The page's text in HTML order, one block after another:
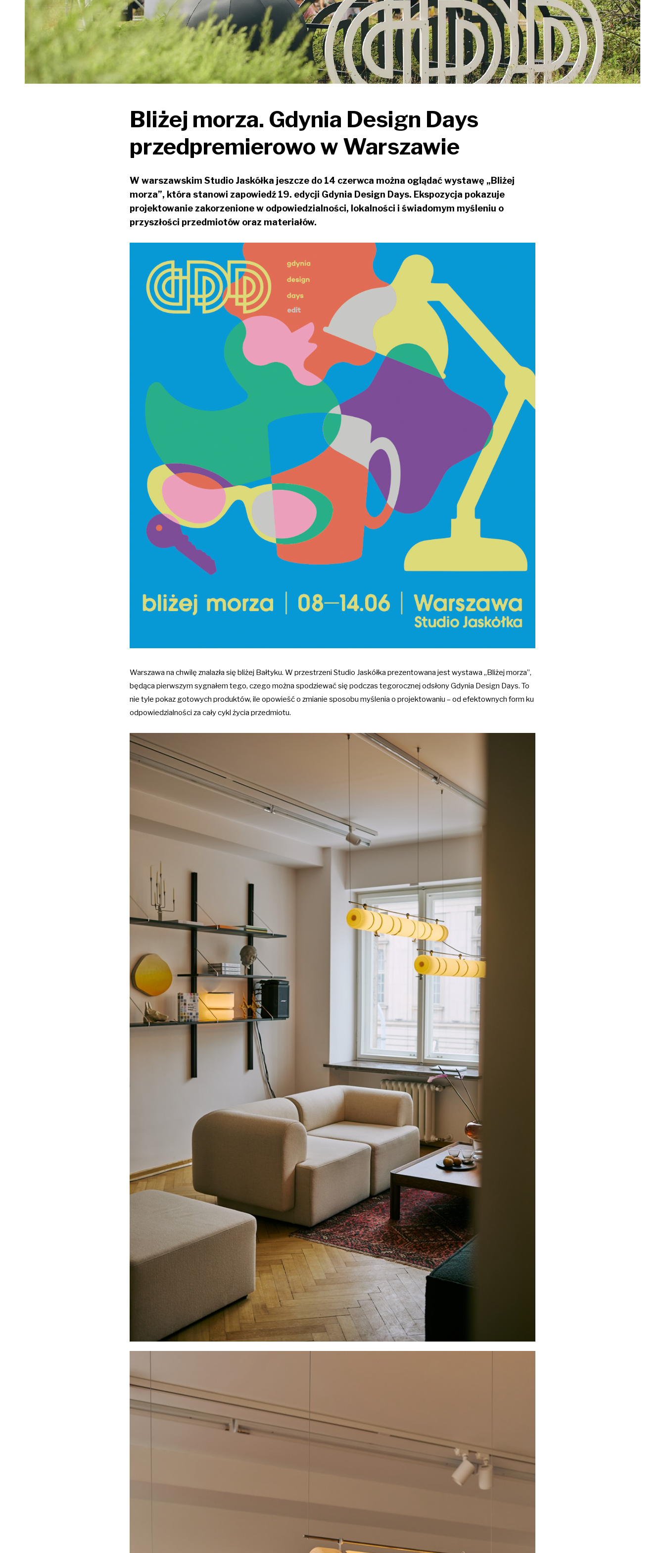
Bliżej morza. Gdynia Design Days
przedpremierowo w Warszawie
W warszawskim Studio Jaskółka jeszcze do 14 czerwca można oglądać wystawę „Bliżej
morza”, która stanowi zapowiedź 19. edycji Gdynia Design Days. Ekspozycja pokazuje
projektowanie zakorzenione w odpowiedzialności, lokalności i świadomym myśleniu o
przyszłości przedmiotów oraz materiałów.
Warszawa na chwilę znalazła się bliżej Bałtyku. W przestrzeni Studio Jaskółka prezentowana jest wystawa „Bliżej morza”,
będąca pierwszym sygnałem tego, czego można spodziewać się podczas tegorocznej odsłony Gdynia Design Days. To
nie tyle pokaz gotowych produktów, ile opowieść o zmianie sposobu myślenia o projektowaniu – od efektownych form ku
odpowiedzialności za cały cykl życia przedmiotu.